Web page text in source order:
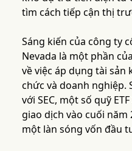
tìm cách tiếp cận thị
Sáng kiến của công ty
Nevada là một phần
về việc áp dụng tài sản
chức và doanh nghiệp.
với SEC, một số quỹ
giao dịch vào cuối năm
một làn sóng vốn đầu